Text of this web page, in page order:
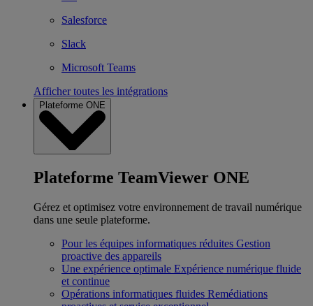
Salesforce
Slack
Microsoft Teams
Afficher toutes les intégrations
Plateforme ONE
Plateforme TeamViewer ONE
Gérez et optimisez votre environnement de travail numérique
dans une seule plateforme.
Pour les équipes informatiques réduites Gestion
proactive des appareils
Une expérience optimale Expérience numérique fluide
et continue
Opérations informatiques fluides Remédiations